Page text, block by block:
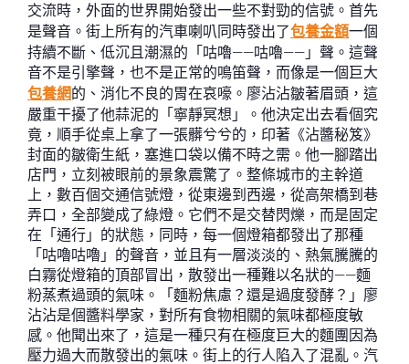
交流時，外面的世界開始發出一些不對勁的信號。首先
是聲音。街上所有的汽車喇叭同時發出了包養金額一個
持續不斷、低沉且潮濕的「咕嚕——咕嚕——」聲。這聲
音不是引擎聲，也不是正常的鳴笛聲，而像是一個巨大
包養網的、消化不良的胃在哀嚎。廖沾沾皺著眉頭，這
嚴重干擾了他蒜泥的「寧靜冥想」。他決定出去看個究
竟，順手從桌上拿了一張髒兮兮的，印著《沾醬秘笈》
封面的皺衛生紙，塞進口袋以備不時之需。他一腳踏出
店門，立刻被眼前的景象震驚了。整條城市的主幹道
上，數百個交通信號燈，從東邊到西邊，從高架橋到巷
弄口，全部變成了綠燈。它們不是交替閃爍，而是固定
在「通行」的狀態，同時，每一個燈箱都發出了那種
「咕嚕咕嚕」的聲音，並且有一層淡淡的、熱氣騰騰的
白霧從燈箱的頂部冒出，散發出一種難以名狀的——麵
粉蒸煮過頭的氣味。「麵粉焦慮？還是過度發酵？」廖
沾沾是個醬料學家，對所有食物相關的氣味都極度敏
感。他聞出來了，這是一種只有在極度巨大的麵團因為
壓力過大而散發出的氣味。街上的行人陷入了混亂。汽